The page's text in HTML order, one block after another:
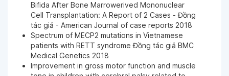
Bifida After Bone Marrowerived Mononuclear
Cell Transplantation: A Report of 2 Cases - Đồng
tác giả - American Journal of case reports 2018
Spectrum of MECP2 mutations in Vietnamese
patients with RETT syndrome Đồng tác giả BMC
Medical Genetics 2018
Improvement in gross motor function and muscle
Ngày 17-05-2024
Ngày 16-04-2024
Ngày 16-04-2024